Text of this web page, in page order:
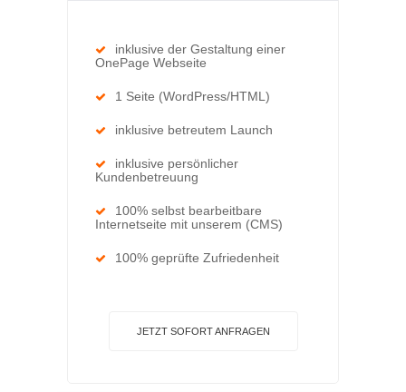
inklusive der Gestaltung einer
OnePage Webseite
1 Seite (WordPress/HTML)
inklusive betreutem Launch
inklusive persönlicher
Kundenbetreuung
100% selbst bearbeitbare
Internetseite mit unserem (CMS)
100% geprüfte Zufriedenheit
JETZT SOFORT ANFRAGEN